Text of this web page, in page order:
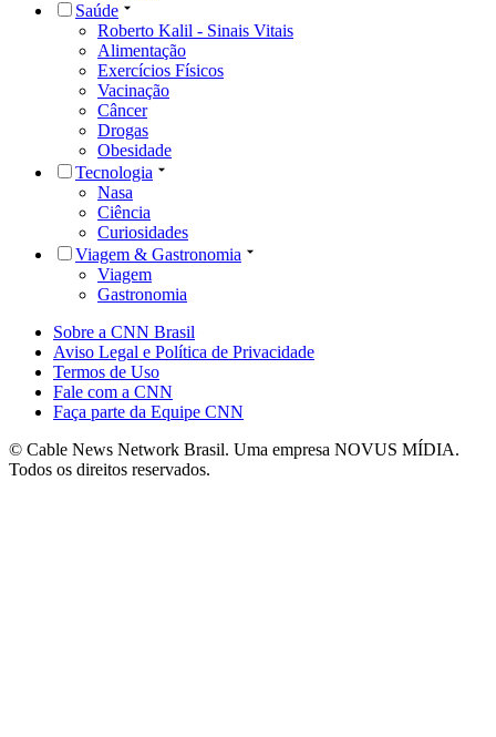
Saúde
Roberto Kalil - Sinais Vitais
Alimentação
Exercícios Físicos
Vacinação
Câncer
Drogas
Obesidade
Tecnologia
Nasa
Ciência
Curiosidades
Viagem & Gastronomia
Viagem
Gastronomia
Sobre a CNN Brasil
Aviso Legal e Política de Privacidade
Termos de Uso
Fale com a CNN
Faça parte da Equipe CNN
© Cable News Network Brasil. Uma empresa NOVUS MÍDIA.
Todos os direitos reservados.